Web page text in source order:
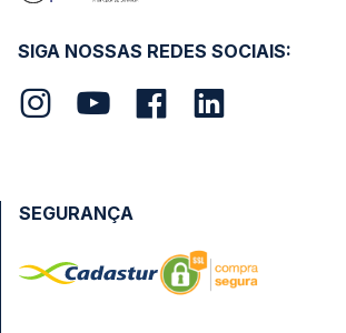
SIGA NOSSAS REDES SOCIAIS:
SEGURANÇA